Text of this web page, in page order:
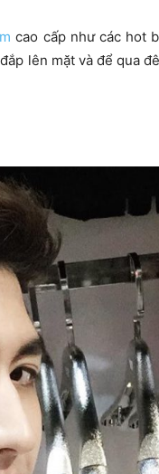
cao cấp như các hot
lên mặt và để qua